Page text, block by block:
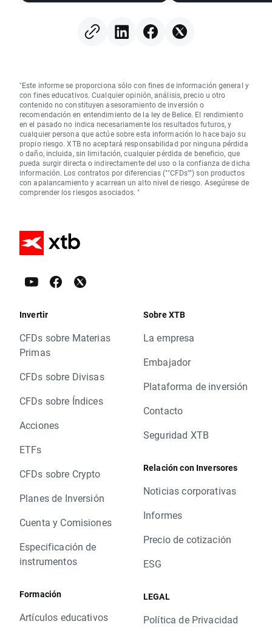
presión
"Este informe se proporciona sólo con fines de información general y
con fines educativos. Cualquier opinión, análisis, precio u otro
contenido no constituyen asesoramiento de inversión o
recomendación en entendimiento de la ley de Belice. El rendimiento
en el pasado no indica necesariamente los resultados futuros, y
cualquier persona que actúe sobre esta información lo hace bajo su
propio riesgo. XTB no aceptará responsabilidad por ninguna pérdida
o daño, incluida, sin limitación, cualquier pérdida de beneficio, que
pueda surgir directa o indirectamente del uso o la confianza de dicha
información. Los contratos por diferencias (""CFDs"") son productos
con apalancamiento y acarrean un alto nivel de riesgo. Asegúrese de
comprender los riesgos asociados. "
Invertir
CFDs sobre Materias
Primas
CFDs sobre Divisas
CFDs sobre Índices
Acciones
ETFs
CFDs sobre Crypto
Planes de Inversión
Cuenta y Comisiones
Especificación de
instrumentos
Formación
Artículos educativos
Sobre XTB
La empresa
Embajador
Plataforma de inversión
Contacto
Seguridad XTB
Relación con Inversores
Noticias corporativas
Informes
Precio de cotización
ESG
LEGAL
Política de Privacidad